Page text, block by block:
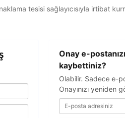
tesisi sağlayıcısıyla irtibat
Onay e-
kaybettiniz?
Olabilir. Sadece e-
Onayınızı yeniden
posta
adresiniz